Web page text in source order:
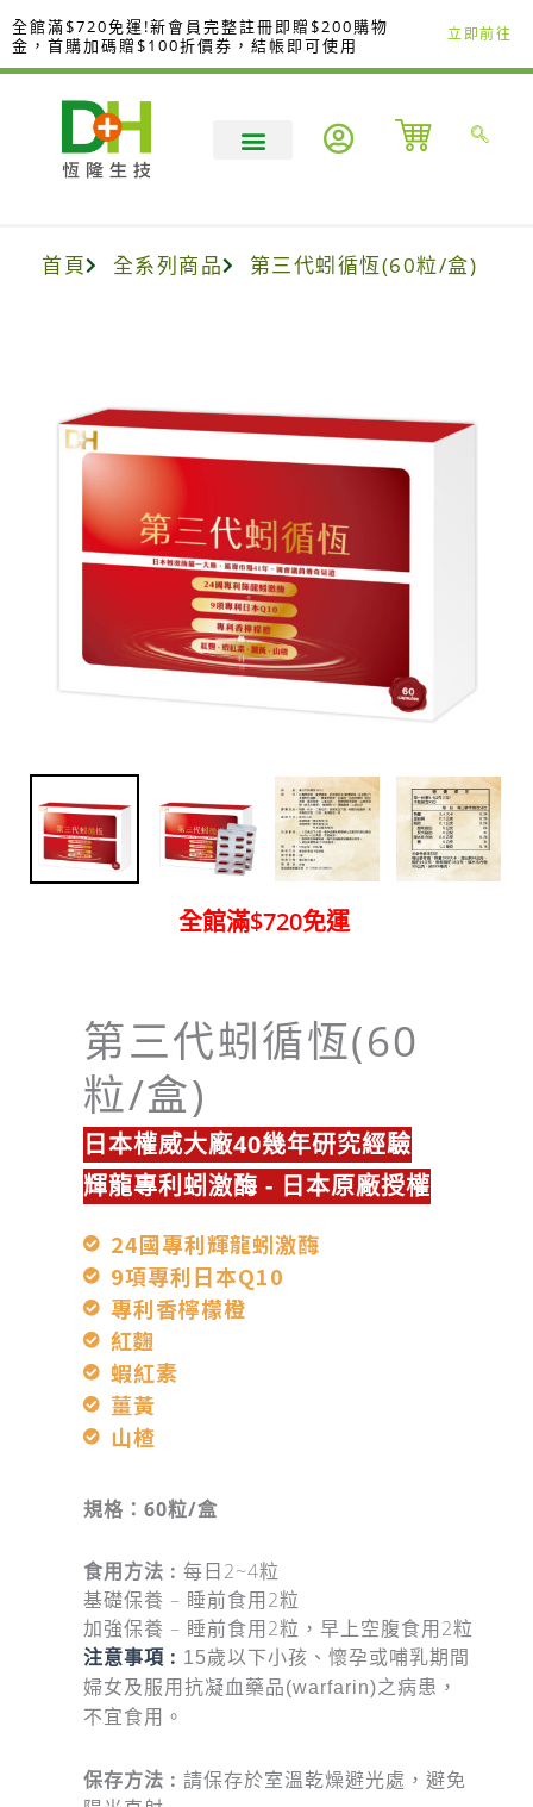
跳
至
主
全館滿$720免運!新會員完整註冊即贈$200購物
金，首購加碼贈$100折價券，結帳即可使用
立即前往
首頁 全系列商品 第三代蚓循恆(60粒/盒)
全館滿$720免運
第三代蚓循恆(60
粒/盒)
日本權威大廠40幾年研究經驗
輝龍專利蚓激酶 - 日本原廠授權
24國專利輝龍蚓激酶
9項專利日本Q10
專利香檸檬橙
紅麴
蝦紅素
薑黃
山楂
規格：60粒/盒
食用方法 : 每日2~4粒
基礎保養 – 睡前食用2粒
加強保養 – 睡前食用2粒，早上空腹食用2粒
注意事項 : 15歲以下小孩、懷孕或哺乳期間
婦女及服用抗凝血藥品(warfarin)之病患，
不宜食用。
保存方法 : 請保存於室溫乾燥避光處，避免